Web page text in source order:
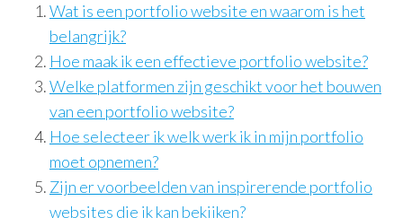
Wat is een portfolio website en waarom is het
belangrijk?
Hoe maak ik een effectieve portfolio website?
Welke platformen zijn geschikt voor het bouwen
van een portfolio website?
Hoe selecteer ik welk werk ik in mijn portfolio
moet opnemen?
Zijn er voorbeelden van inspirerende portfolio
websites die ik kan bekijken?